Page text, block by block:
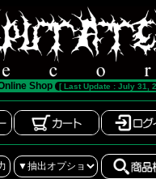
Shop [ Last Update : July 31,